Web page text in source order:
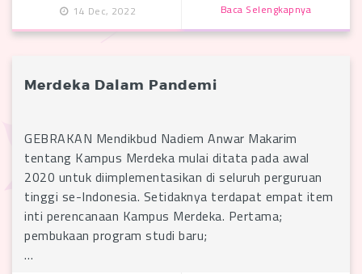
14 Dec, 2022 Baca Selengkapnya
Merdeka Dalam Pandemi
GEBRAKAN Mendikbud Nadiem Anwar Makarim
tentang Kampus Merdeka mulai ditata pada awal
2020 untuk diimplementasikan di seluruh perguruan
tinggi se-Indonesia. Setidaknya terdapat empat item
inti perencanaan Kampus Merdeka. Pertama;
pembukaan program studi baru;
…